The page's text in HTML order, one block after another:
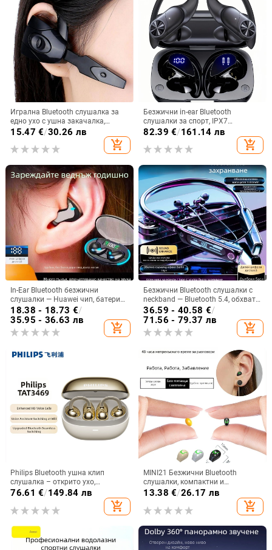
Игрална Bluetooth слушалка за
едно ухо с ушна закачалка,
Bluetooth 5.0, живот на батерията
над 8 ч, IPX3 водоустойчивост
15.47 €/30.26 лв
add_shopping_cart
Безжични in-ear Bluetooth
слушалки за спорт, IPX7
водоустойчиви, дълъг живот на
шумопотискане
82.39 €/161.14 лв
add_shopping_cart
In-Ear Bluetooth безжични
слушалки — Huawei чип, батерия
над 8 часа, IPX3 водоустойчиви,
мини невидим дизайн, стерео
звук
18.38 - 18.73 €/
35.95 - 36.63 лв
add_shopping_cart
Безжични Bluetooth слушалки с
neckband — Bluetooth 5.4, обхват
10 м, живот на батерията над 8 ч,
стерео звук, цифров дисплей
36.59 - 40.58 €/
71.56 - 79.37 лв
add_shopping_cart
Philips Bluetooth ушна клип
слушалка – открито ухо,
безжично, Bluetooth 5.0, повече от
8 часа живот на батерията,
водоустойчив модел TAT3469
76.61 €/149.84 лв
add_shopping_cart
MINI21 Безжични Bluetooth
слушалки, компактни и
невидими, едноухи за бягане и
спорт, висококачествен звук,
модел 2025
13.38 €/26.17 лв
add_shopping_cart